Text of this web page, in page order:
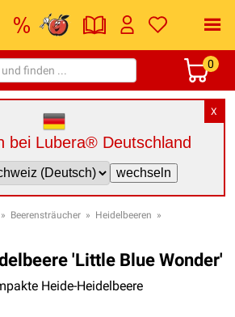
0
X
bei Lubera® Deutschland
» Beerensträucher » Heidelbeeren »
'Little Blue Wonder'
Heide-Heidelbeere